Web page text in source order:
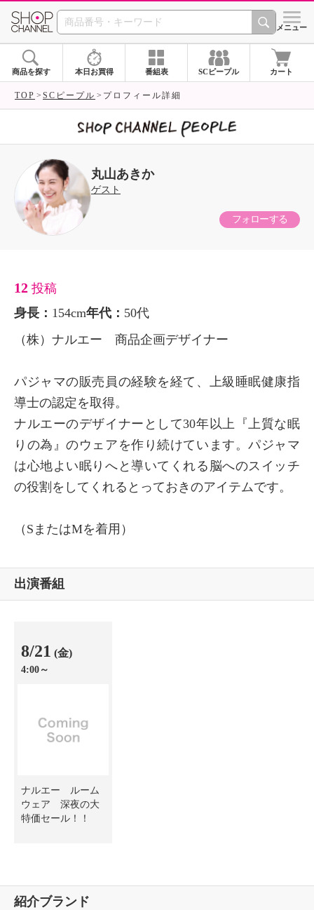
SHOP CHANNEL シメニュー
商品を探す 本日お買得 番組表 SCピープル カート
TOP SCピープル プロフィール詳細
丸山あきか
ゲスト
フォローする
12 投稿
身長： 154cm年代： 50代
（株）ナルエー 商品企画デザイナー
パジャマの販売員の経験を経て、上級睡眠健康指
導士の認定を取得。
ナルエーのデザイナーとして30年以上『上質な眠
りの為』のウェアを作り続けています。パジャマ
は心地よい眠りへと導いてくれる脳へのスイッチ
の役割をしてくれるとっておきのアイテムです。
（SまたはMを着用）
出演番組
8/21 (金)
4:00～
ナルエー ルーム
ウェア 深夜の大
特価セール！！
紹介ブランド